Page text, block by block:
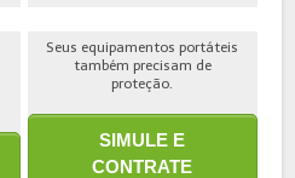
Seus equipamentos portáteis
também precisam de
proteção.
SIMULE E
CONTRATE